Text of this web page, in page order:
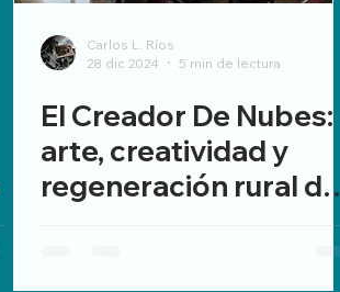
Carlos L. Ríos
28 dic 2024
5 min de lectura
El Creador De Nubes:
arte, creatividad y
regeneración rural de